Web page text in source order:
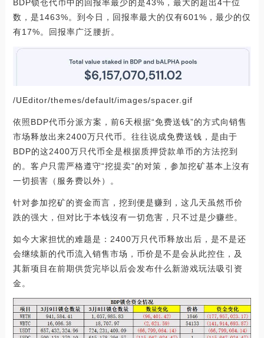
BDP锁仓代币中的回报率最少的是43%，最大的超出4十位
数，是1463%。到今日，回报率最大的仅有601%，最少的仅
有17%。回报率广泛腰折。
/UEditor/themes/default/images/spacer.gif
依照BDP代币分派方案，前6天根据“免费送钱”的方式向销售
市场释放出来2400万只代币。往往说成免费送钱，是由于
BDP的这2400万只代币全是根据质押贷款单币的方法挖到
的。客户只需严格遵守“挖提卖”的对策，参加挖矿基本上沒有
一切损害（服务费以外）。
针对参加挖矿的资金而言，挖到便是赚到，这几天虽然币价
跌的强大，但对比于本钱沒有一切危害，只不过是少赚些。
如今大家担忧的难题是：2400万只代币释放出后，是不是还
会继续新的代币流入销售市场，币价是不是会从此控住，及
其新项目在前期供货完毕以后会发布什么新游戏玩法吸引资
金。